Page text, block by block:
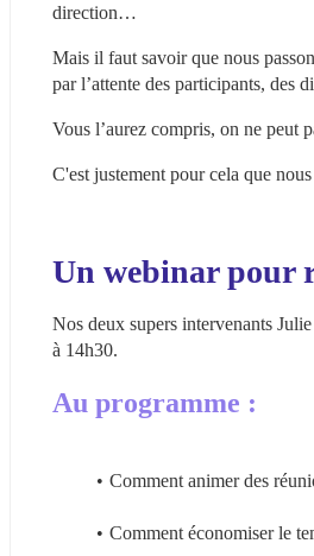
direction…
Mais il faut savoir que nous
par l’attente des participants, des
Vous l’aurez compris, on ne peut
C'est justement pour cela que
Un webinar pour
Nos deux supers intervenants
à 14h30.
Au programme :
Comment animer des
Comment économiser le